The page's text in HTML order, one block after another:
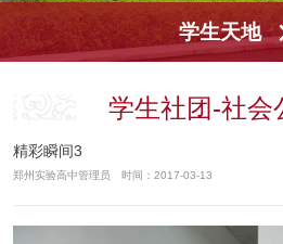
学生天地
学生社团-社会
精彩瞬间3
郑州实验高中管理员 时间：2017-03-13